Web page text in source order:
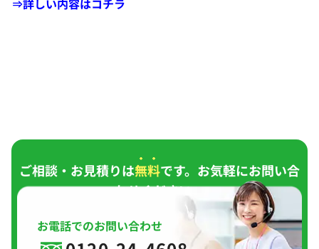
⇒詳しい内容はコチラ
ご相談・お見積りは無料です。お気軽にお問い合
わせください。
お電話でのお問い合わせ